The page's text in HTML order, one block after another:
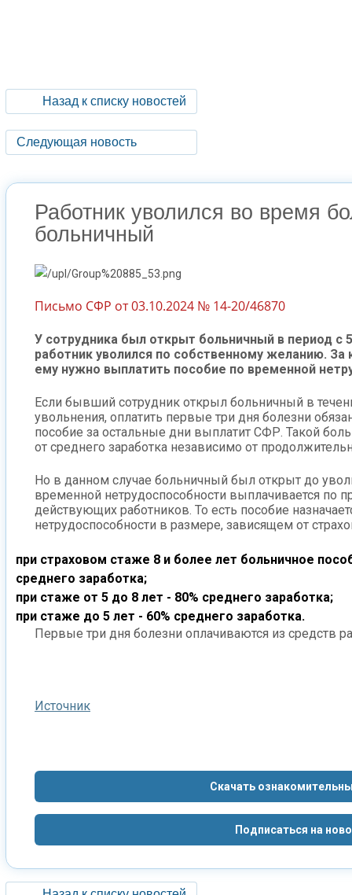
Назад к списку новостей
Следующая новость
Работник уволился во время
больничный
Письмо СФР от 03.10.2024 № 14-20/46870
У сотрудника был открыт больничный в период с
работник уволился по собственному желанию. За
ему нужно выплатить пособие по временной
Если бывший сотрудник открыл больничный в
увольнения, оплатить первые три дня болезни
пособие за остальные дни выплатит СФР. Такой
от среднего заработка независимо от
Но в данном случае больничный был открыт до
временной нетрудоспособности выплачивается по
действующих работников. То есть пособие
нетрудоспособности в размере, зависящем от
при страховом стаже 8 и более лет больничное
среднего заработка;
при стаже от 5 до 8 лет - 80% среднего заработка;
при стаже до 5 лет - 60% среднего заработка.
Первые три дня болезни оплачиваются из средств
Источник
Скачать
Подписаться на